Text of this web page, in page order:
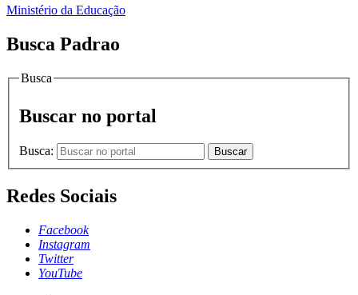
Ministério da Educação
Busca Padrao
Busca
Buscar no portal
Busca: Buscar
Redes Sociais
Facebook
Instagram
Twitter
YouTube